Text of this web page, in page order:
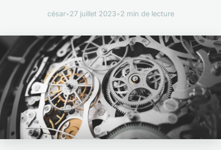
césar•27 juillet 2023•2 min de lecture